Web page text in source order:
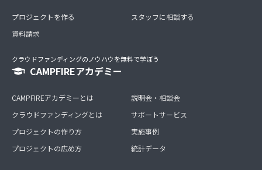
プロジェクトを作る
資料請求
スタッフに相談する
クラウドファンディングのノウハウを無料で学ぼう
CAMPFIREアカデミー
CAMPFIREアカデミーとは
クラウドファンディングとは
プロジェクトの作り方
プロジェクトの広め方
説明会・相談会
サポートサービス
実施事例
統計データ